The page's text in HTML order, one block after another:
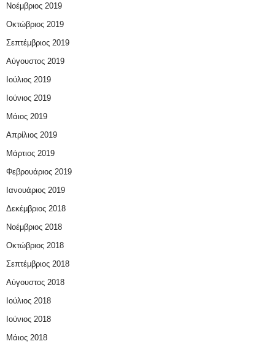
Νοέμβριος 2019
Οκτώβριος 2019
Σεπτέμβριος 2019
Αύγουστος 2019
Ιούλιος 2019
Ιούνιος 2019
Μάιος 2019
Απρίλιος 2019
Μάρτιος 2019
Φεβρουάριος 2019
Ιανουάριος 2019
Δεκέμβριος 2018
Νοέμβριος 2018
Οκτώβριος 2018
Σεπτέμβριος 2018
Αύγουστος 2018
Ιούλιος 2018
Ιούνιος 2018
Μάιος 2018